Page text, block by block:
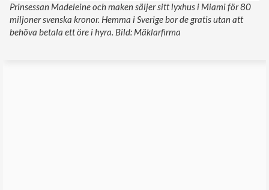
Prinsessan Madeleine och maken säljer sitt lyxhus i Miami för 80
miljoner svenska kronor. Hemma i Sverige bor de gratis utan att
behöva betala ett öre i hyra. Bild: Mäklarfirma